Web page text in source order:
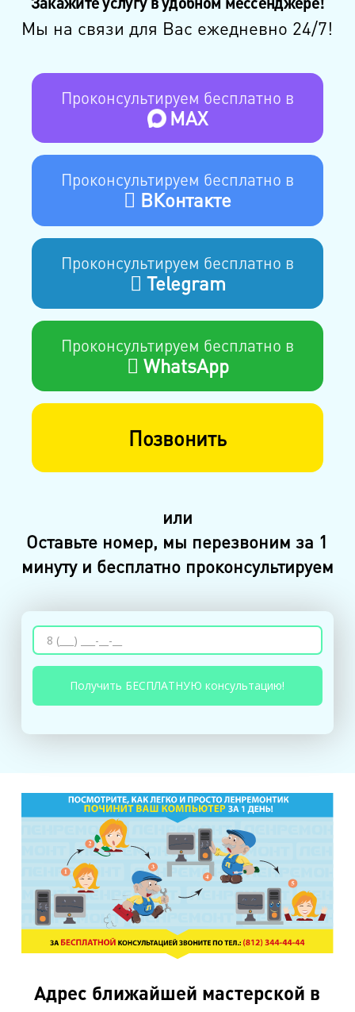
Мы на связи для Вас ежедневно 24/7!
Проконсультируем бесплатно в
MAX
Проконсультируем бесплатно в
ВКонтакте
Проконсультируем бесплатно в
Telegram
Проконсультируем бесплатно в
WhatsApp
Позвонить
или
Оставьте номер, мы перезвоним за 1
минуту и бесплатно проконсультируем
Адрес ближайшей мастерской в